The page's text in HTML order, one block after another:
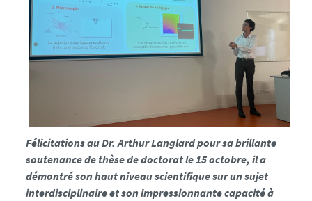
FélicitationsauDr.ArthurLanglardpoursabrillante
soutenancedethèsededoctoratle15octobre, ila
démontréson hautniveauscientifiquesurun sujet
interdisciplinaireetson impressionnantecapacitéà